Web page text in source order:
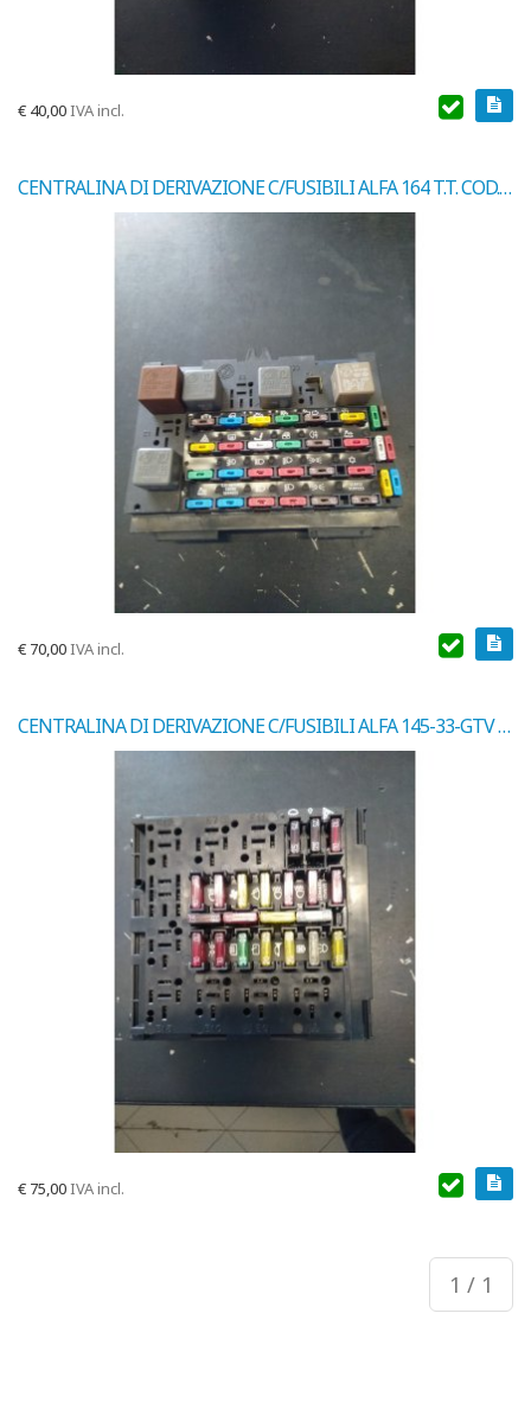
€ 40,00IVA incl.
CENTRALINA DI DERIVAZIONE C/FUSIBILI ALFA 164 T.T. COD. 1057
€ 70,00IVA incl.
CENTRALINA DI DERIVAZIONE C/FUSIBILI ALFA 145-33-GTV COD.1046
€ 75,00IVA incl.
1 / 1